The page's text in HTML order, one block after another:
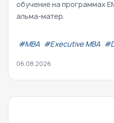
обучение на программах
альма-матер.
#МВА #Executive MBA
06.08.2026